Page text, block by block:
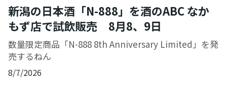
新潟の日本酒「N-888」を酒のABC なか
もず店で試飲販売 8月8、9日
数量限定商品「N-888 8th Anniversary Limited」を発
売するねん
8/7/2026